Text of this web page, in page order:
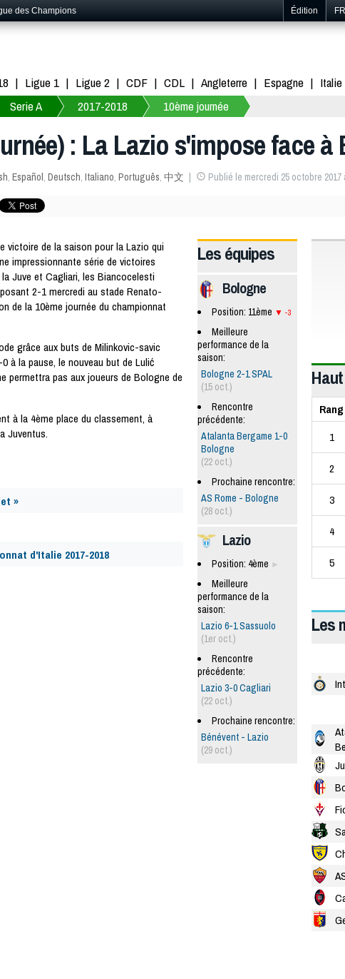
des Champions Édition FR
Ligue 1 Ligue 2 CDF CDL Angleterre Espagne Italie
Serie A 2017-2018 10ème journée
: La Lazio s'impose face à
, Español, Deutsch, Italiano, Português, 中文 Publié le mercredi 25 octobre 2017
victoire de la saison pour la Lazio qui
impressionnante série de victoires
Juve et Cagliari, les Biancocelesti
2-1 mercredi au stade Renato-
de la 10ème journée du championnat
grâce aux buts de Milinkovic-savic
à la pause, le nouveau but de Lulić
permettra pas aux joueurs de Bologne de
à la 4ème place du classement, à
Juventus.
»
d'Italie 2017-2018
Les équipes
Bologne
Position: 11ème -3
Meilleure
performance de la
saison:
Bologne 2-1 SPAL
(15 oct.)
Rencontre
précédente:
Atalanta Bergame 1-0
Bologne
(22 oct.)
Prochaine rencontre:
AS Rome - Bologne
(28 oct.)
Lazio
Position: 4ème
Meilleure
performance de la
saison:
Lazio 6-1 Sassuolo
(1er oct.)
Rencontre
précédente:
Lazio 3-0 Cagliari
(22 oct.)
Prochaine rencontre:
Bénévent - Lazio
(29 oct.)
Rang
1
2
3
4
5
Les